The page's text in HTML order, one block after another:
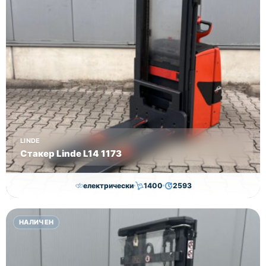
LINDE
Стакер Linde L14 1173
електрически 1400 2593
7,000.00€6,500.00€
Височина Състояние
втора употреба
НАЛИЧЕН